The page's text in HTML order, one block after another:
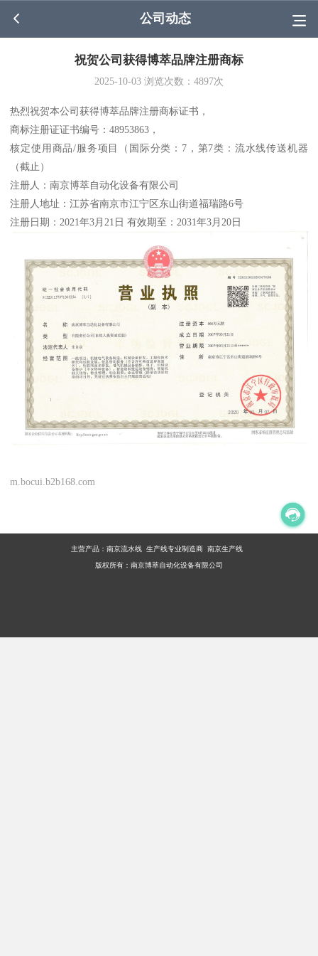
公司动态
祝贺公司获得博萃品牌注册商标
2025-10-03 浏览次数： 4897次
热烈祝贺本公司获得博萃品牌注册商标证书，
商标注册证证书编号：48953863，
核定使用商品/服务项目（国际分类：7，第7类：流水线传送机器
（截止）
注册人：南京博萃自动化设备有限公司
注册人地址：江苏省南京市江宁区东山街道福瑞路6号
注册日期：2021年3月21日 有效期至：2031年3月20日
m.bocui.b2b168.com
主营产品： 南京流水线 生产线专业制造商 南京生产线
版权所有：南京博萃自动化设备有限公司